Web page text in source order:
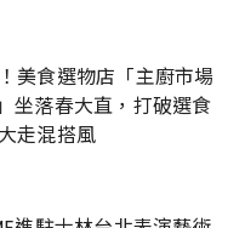
美食選物店「主廚市場
坐落春大直，打破選食
走混搭風